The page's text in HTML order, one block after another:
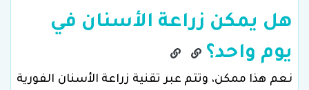
هل يمكن زراعة الأسنان في
يوم واحد؟
نعم هذا ممكن، وتتم عبر تقنية زراعة الأسنان الفورية